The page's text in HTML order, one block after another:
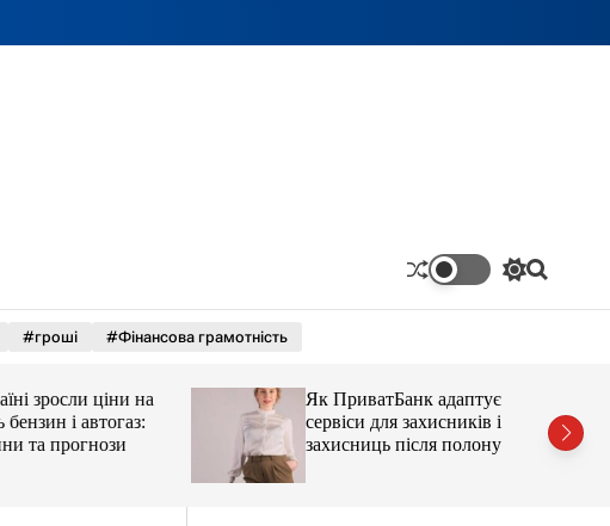
П
к
а
ч
П
#гроші #Фінансова грамотність
зросли ціни на
і автогаз:
прогнози
Як ПриватБанк адаптує
сервіси для захисників і
захисниць після полону